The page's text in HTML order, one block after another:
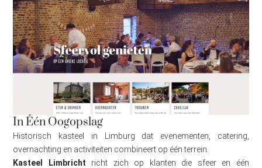
In Één Oogopslag
Historisch kasteel in Limburg dat evenementen, catering,
overnachting en activiteiten combineert op één terrein.
Kasteel Limbricht richt zich op klanten die sfeer en één